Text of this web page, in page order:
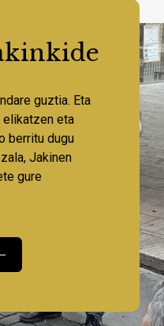
guztia. Eta
elikatzen eta
berritu dugu
Jakinen
gure